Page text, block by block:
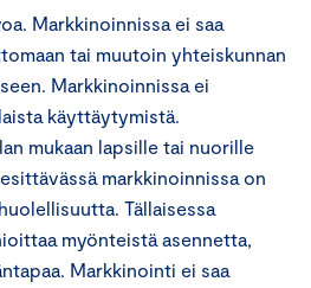
Markkinoinnissa ei saa
tai muutoin yhteiskunnan
Markkinoinnissa ei
käyttäytymistä.
mukaan lapsille tai nuorille
markkinoinnissa on
Tällaisessa
myönteistä asennetta,
Markkinointi ei saa